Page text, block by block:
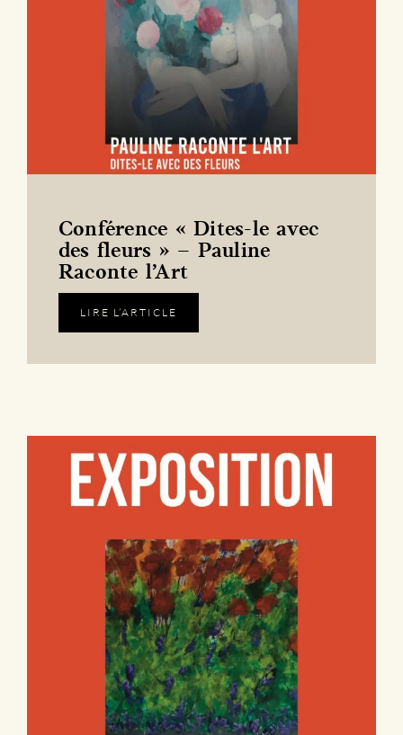
Conférence « Dites-le avec
des fleurs » – Pauline
Raconte l’Art
LIRE L’ARTICLE